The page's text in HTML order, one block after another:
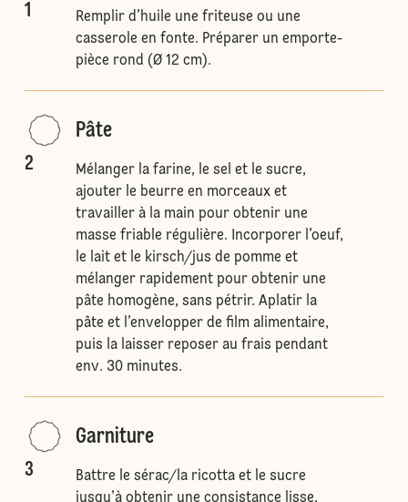
1
Remplir d’huile une friteuse ou une
casserole en fonte. Préparer un emporte-
pièce rond (Ø 12 cm).
2
Pâte
Mélanger la farine, le sel et le sucre,
ajouter le beurre en morceaux et
travailler à la main pour obtenir une
masse friable régulière. Incorporer l’oeuf,
le lait et le kirsch/jus de pomme et
mélanger rapidement pour obtenir une
pâte homogène, sans pétrir. Aplatir la
pâte et l’envelopper de film alimentaire,
puis la laisser reposer au frais pendant
env. 30 minutes.
3
Garniture
Battre le sérac/la ricotta et le sucre
jusqu’à obtenir une consistance lisse,